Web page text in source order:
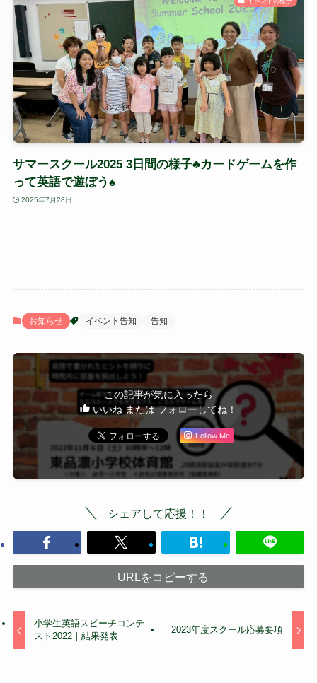
サマースクール2025 3日間の様子♣カードゲームを作
って英語で遊ぼう♠
2025年7月28日
お知らせ イベント告知 告知
この記事が気に入ったら
いいね または フォローしてね！
Follow Me
シェアして応援！！
URLをコピーする
小学生英語スピーチコンテ
スト2022｜結果発表
2023年度スクール応募要項